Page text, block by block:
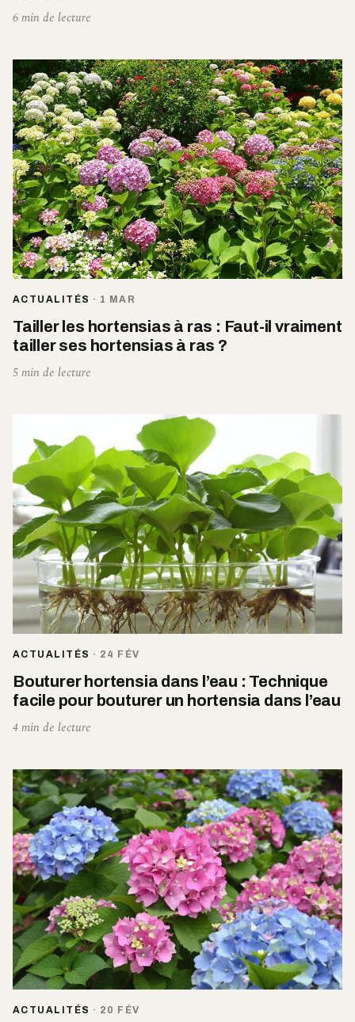
6 min de lecture
ACTUALITÉS · 1 MAR
Tailler les hortensias à ras : Faut-il vraiment
tailler ses hortensias à ras ?
5 min de lecture
ACTUALITÉS · 24 FÉV
Bouturer hortensia dans l’eau : Technique
facile pour bouturer un hortensia dans l’eau
4 min de lecture
ACTUALITÉS · 20 FÉV